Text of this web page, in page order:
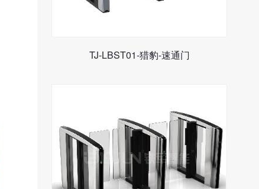
TJ-LBST01-猎豹-速通门